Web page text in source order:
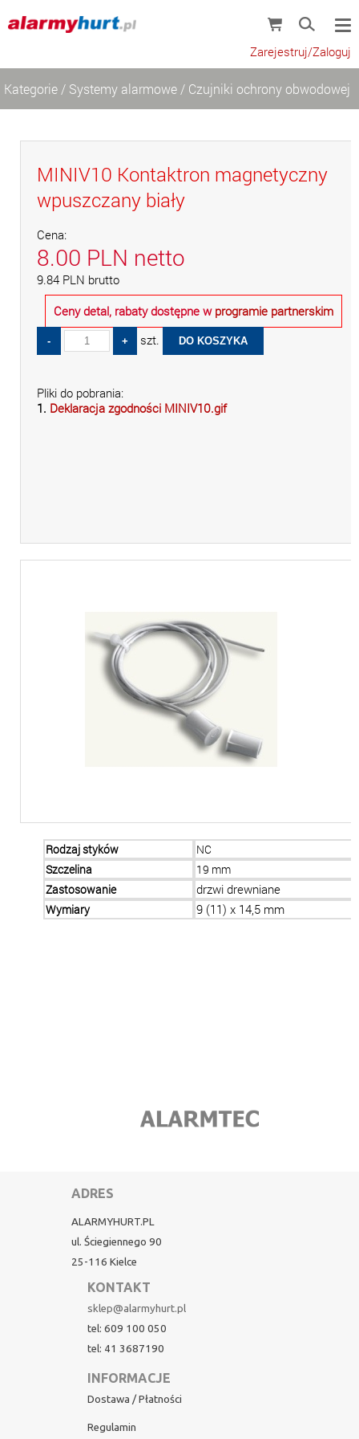
Zarejestruj/Zaloguj
Kategorie / Systemy alarmowe / Czujniki ochrony obwodowej
MINIV10 Kontaktron magnetyczny
wpuszczany biały
Cena:
8.00 PLN netto
9.84 PLN brutto
Ceny detal, rabaty dostępne w programie partnerskim
szt.
Pliki do pobrania:
1. Deklaracja zgodności MINIV10.gif
Rodzaj styków
NC
Szczelina
19 mm
Zastosowanie
drzwi drewniane
Wymiary
9 (11) x 14,5 mm
ADRES
ALARMYHURT.PL
ul. Ściegiennego 90
25-116 Kielce
KONTAKT
sklep@alarmyhurt.pl
tel: 609 100 050
tel: 41 3687190
INFORMACJE
Dostawa / Płatności
Regulamin